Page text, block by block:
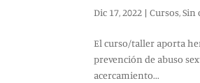
Dic 17, 2022 |Cursos,Sin
El curso/taller aporta
prevención de abuso
acercamiento...